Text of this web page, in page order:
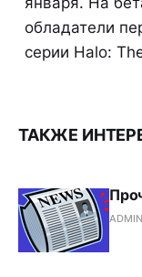
обладатели
серии Halo:
ТАКЖЕ
ADMIN